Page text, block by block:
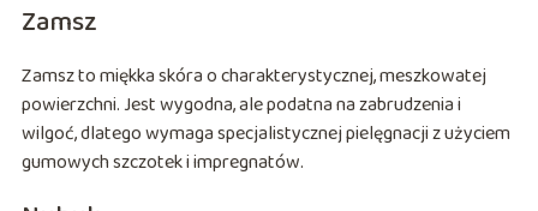
Zamsz
Zamsz to miękka skóra o charakterystycznej, meszkowatej
powierzchni. Jest wygodna, ale podatna na zabrudzenia i
wilgoć, dlatego wymaga specjalistycznej pielęgnacji z użyciem
gumowych szczotek i impregnatów.